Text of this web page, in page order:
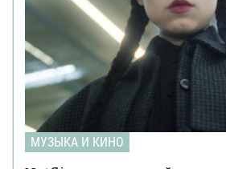
МУЗЫКА И КИНО